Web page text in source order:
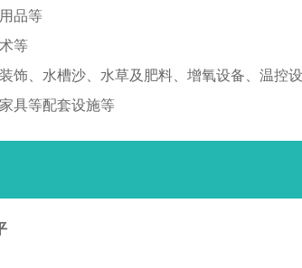
品等
等
饰、水槽沙、水草及肥料、增氧设备、温控
具等配套设施等